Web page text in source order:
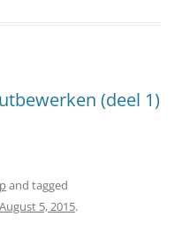
(deel 1)
and tagged
August 5, 2015.